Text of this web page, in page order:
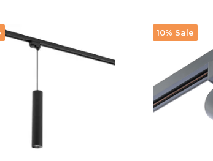
10% Sale